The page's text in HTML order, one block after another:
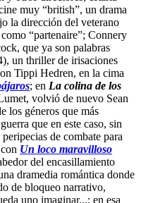
muy “british”, un drama
la dirección del veterano
“partenaire”; Connery
que ya son palabras
un thriller de irisaciones
Tippi Hedren, en la cima
; en La colina de los
volvió de nuevo Sean
los géneros que más
que en este caso, sin
de combate para
Un loco maravilloso
del encasillamiento
dramedia romántica donde
de bloqueo narrativo,
uno imaginar...; en esa